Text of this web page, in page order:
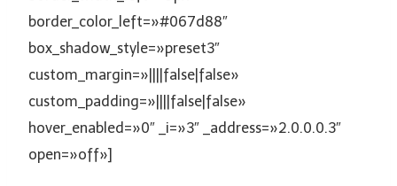
border_color_left=»#067d88″
box_shadow_style=»preset3″
custom_margin=»||||false|false»
custom_padding=»||||false|false»
hover_enabled=»0″ _i=»3″ _address=»2.0.0.0.3″
open=»off»]